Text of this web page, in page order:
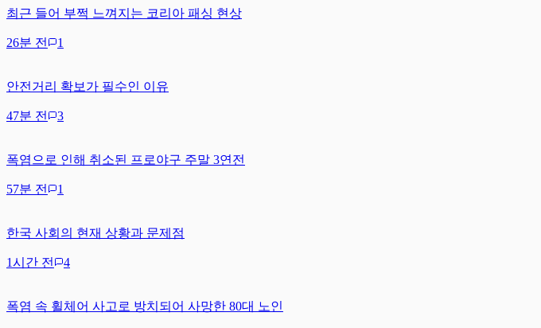
최근 들어 부쩍 느껴지는 코리아 패싱 현상
26분 전 1
안전거리 확보가 필수인 이유
47분 전 3
폭염으로 인해 취소된 프로야구 주말 3연전
57분 전 1
한국 사회의 현재 상황과 문제점
1시간 전 4
폭염 속 휠체어 사고로 방치되어 사망한 80대 노인